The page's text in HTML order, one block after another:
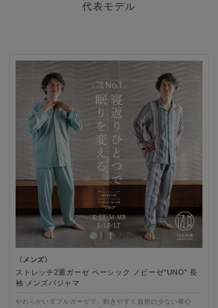
代表モデル
ストレッチ2重ガーゼ ベーシック ノビーゼ“UNO” 長
袖 メンズパジャマ
やわらかいダブルガーゼで、動きやすく負担の少ない着心